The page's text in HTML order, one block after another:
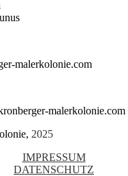
malerkolonie.com
malerkolonie.com
2025
IMPRESSUM
DATENSCHUTZ